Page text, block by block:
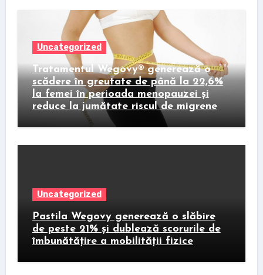
Uncategorized
Tratamentul Wegovy® generează o
scădere în greutate de până la 22,6%
la femei în perioada menopauzei și
reduce la jumătate riscul de migrene
Uncategorized
Pastila Wegovy generează o slăbire
de peste 21% și dublează scorurile de
îmbunătățire a mobilității fizice